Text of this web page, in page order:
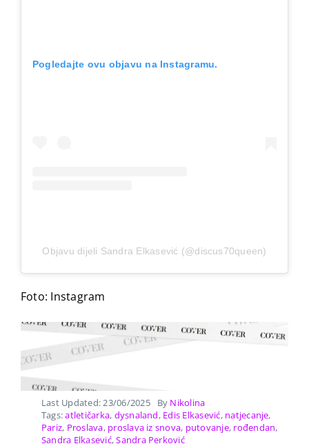
Pogledajte ovu objavu na Instagramu.
Objavu dijeli Sandra Elkasević (@discus70queen)
Foto: Instagram
Last Updated: 23/06/2025 By Nikolina
Tags:atletičarka, dysnaland, Edis Elkasević, natjecanje,
Pariz, Proslava, proslava iz snova, putovanje, rođendan,
Sandra Elkasević,Sandra Perković